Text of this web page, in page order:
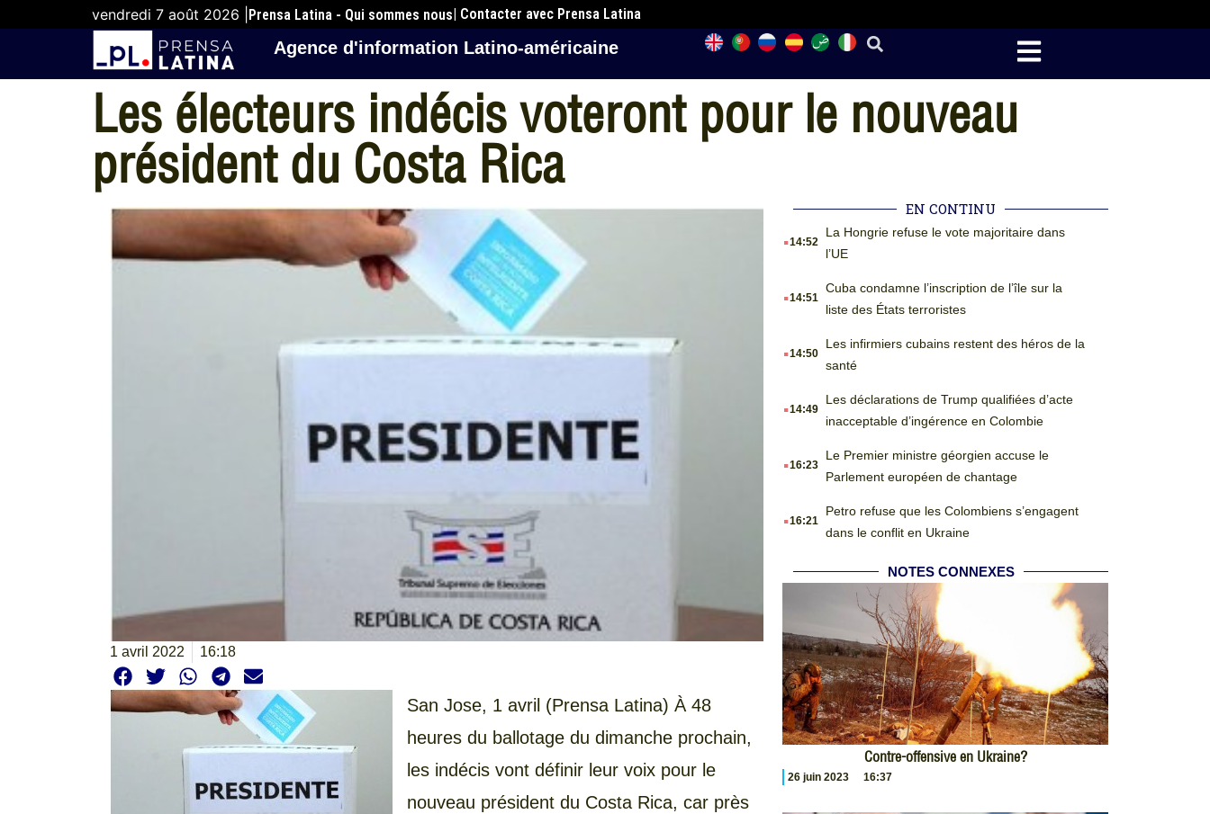
vendredi 7 août 2026 | Prensa Latina - Qui sommes nous| Contacter avec Prensa Latina
Agence d'information Latino-américaine
Les électeurs indécis voteront pour le nouveau
président du Costa Rica
1 avril 2022 16:18
San Jose, 1 avril (Prensa Latina) À 48
heures du ballotage du dimanche prochain,
les indécis vont définir leur voix pour le
nouveau président du Costa Rica, car près
EN CONTINU
.14:52
La Hongrie refuse le vote majoritaire dans
l’UE
.14:51
Cuba condamne l’inscription de l’île sur la
liste des États terroristes
.14:50
Les infirmiers cubains restent des héros de la
santé
.14:49
Les déclarations de Trump qualifiées d’acte
inacceptable d’ingérence en Colombie
.16:23
Le Premier ministre géorgien accuse le
Parlement européen de chantage
.16:21
Petro refuse que les Colombiens s’engagent
dans le conflit en Ukraine
NOTES CONNEXES
Contre-offensive en Ukraine?
26 juin 2023 16:37